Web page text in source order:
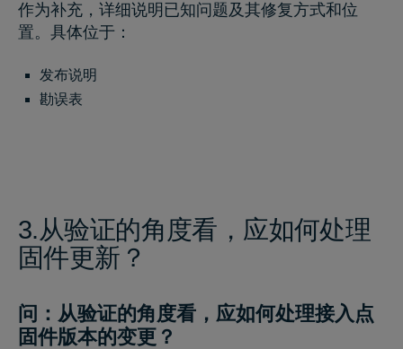
作为补充，详细说明已知问题及其修复方式和位
置。具体位于：
发布说明
勘误表
3.从验证的角度看，应如何处理
固件更新？
问：从验证的角度看，应如何处理接入点
固件版本的变更？